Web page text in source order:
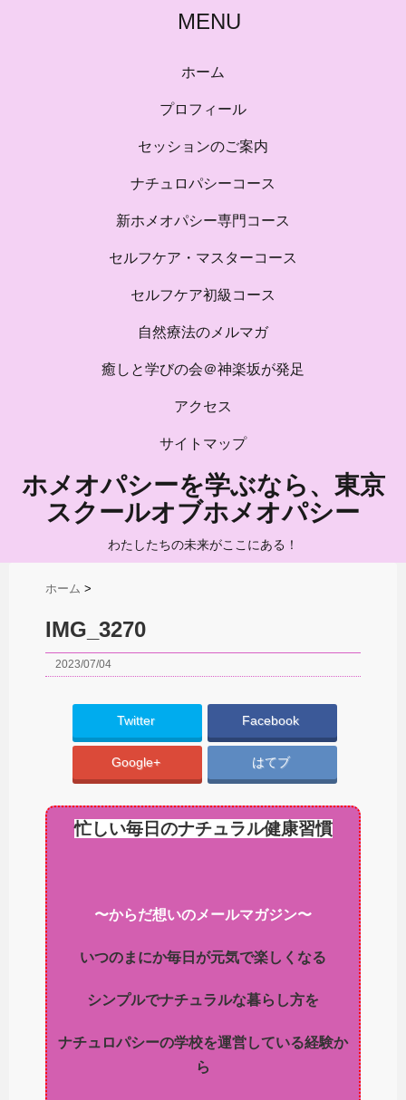
MENU
ホーム
プロフィール
セッションのご案内
ナチュロパシーコース
新ホメオパシー専門コース
セルフケア・マスターコース
セルフケア初級コース
自然療法のメルマガ
癒しと学びの会＠神楽坂が発足
アクセス
サイトマップ
ホメオパシーを学ぶなら、東京
スクールオブホメオパシー
わたしたちの未来がここにある！
ホーム >
IMG_3270
2023/07/04
Twitter Facebook
Google+ はてブ
忙しい毎日のナチュラル健康習慣
〜からだ想いのメールマガジン〜
いつのまにか毎日が元気で楽しくなる
シンプルでナチュラルな暮らし方を
ナチュロパシーの学校を運営している経験か
ら